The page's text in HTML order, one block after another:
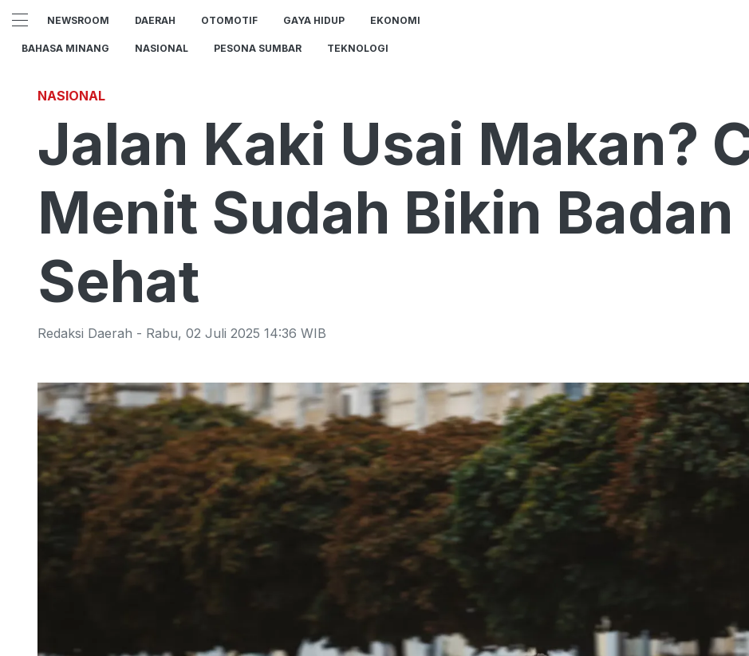
NEWSROOM DAERAH OTOMOTIF GAYA HIDUP EKONOMI
BAHASA MINANG NASIONAL PESONA SUMBAR TEKNOLOGI
NASIONAL
Jalan Kaki Usai Makan?
Menit Sudah Bikin Badan
Sehat
Redaksi Daerah - Rabu, 02 Juli 2025 14:36 WIB